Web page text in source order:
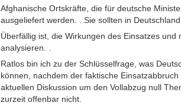
Afghanische Ortskräfte, die für deutsche
ausgeliefert werden. . Sie sollten in
Überfällig ist, die Wirkungen des Einsatzes
analysieren. .
Ratlos bin ich zu der Schlüsselfrage, was
können, nachdem der faktische
aktuellen Diskussion um den Vollabzug null
zurzeit offenbar nicht.